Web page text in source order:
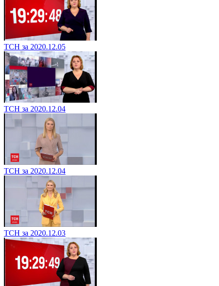
ТСН за 2020.12.05
ТСН за 2020.12.04
ТСН за 2020.12.04
ТСН за 2020.12.03